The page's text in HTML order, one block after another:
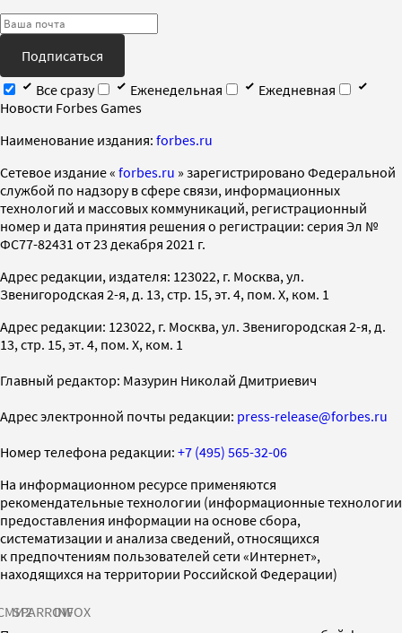
Подписаться
Все сразу
Еженедельная
Ежедневная
Новости Forbes Games
Наименование издания: forbes.ru
Cетевое издание « forbes.ru » зарегистрировано Федеральной
службой по надзору в сфере связи, информационных
технологий и массовых коммуникаций, регистрационный
номер и дата принятия решения о регистрации: серия Эл №
ФС77-82431 от 23 декабря 2021 г.
Адрес редакции, издателя: 123022, г. Москва, ул.
Звенигородская 2-я, д. 13, стр. 15, эт. 4, пом. X, ком. 1
Адрес редакции: 123022, г. Москва, ул. Звенигородская 2-я, д.
13, стр. 15, эт. 4, пом. X, ком. 1
Главный редактор: Мазурин Николай Дмитриевич
Адрес электронной почты редакции: press-release@forbes.ru
Номер телефона редакции: +7 (495) 565-32-06
На информационном ресурсе применяются
рекомендательные технологии (информационные технологии
предоставления информации на основе сбора,
систематизации и анализа сведений, относящихся
к предпочтениям пользователей сети «Интернет»,
находящихся на территории Российской Федерации)
SPARROWINFOX